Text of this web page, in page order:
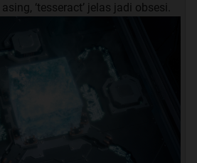
‘tesseract’ jelas jadi obsesi.